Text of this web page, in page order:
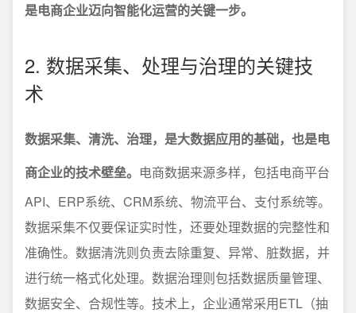
是电商企业迈向智能化运营的关键一步。
2. 数据采集、处理与治理的关键技
术
数据采集、清洗、治理，是大数据应用的基础，也是电
商企业的技术壁垒。 电商数据来源多样，包括电商平台
API、ERP系统、CRM系统、物流平台、支付系统等。
数据采集不仅要保证实时性，还要处理数据的完整性和
准确性。数据清洗则负责去除重复、异常、脏数据，并
进行统一格式化处理。数据治理则包括数据质量管理、
数据安全、合规性等。技术上，企业通常采用ETL（抽